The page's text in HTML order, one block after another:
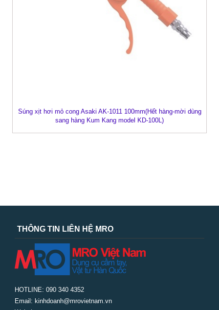
Súng xịt hơi mỏ cong Asaki AK-1011 100mm(Hết hàng-mời dùng
sang hàng Kum Kang model KD-100L)
THÔNG TIN LIÊN HỆ MRO
HOTLINE: 090 340 4352
Email: kinhdoanh@mrovietnam.vn